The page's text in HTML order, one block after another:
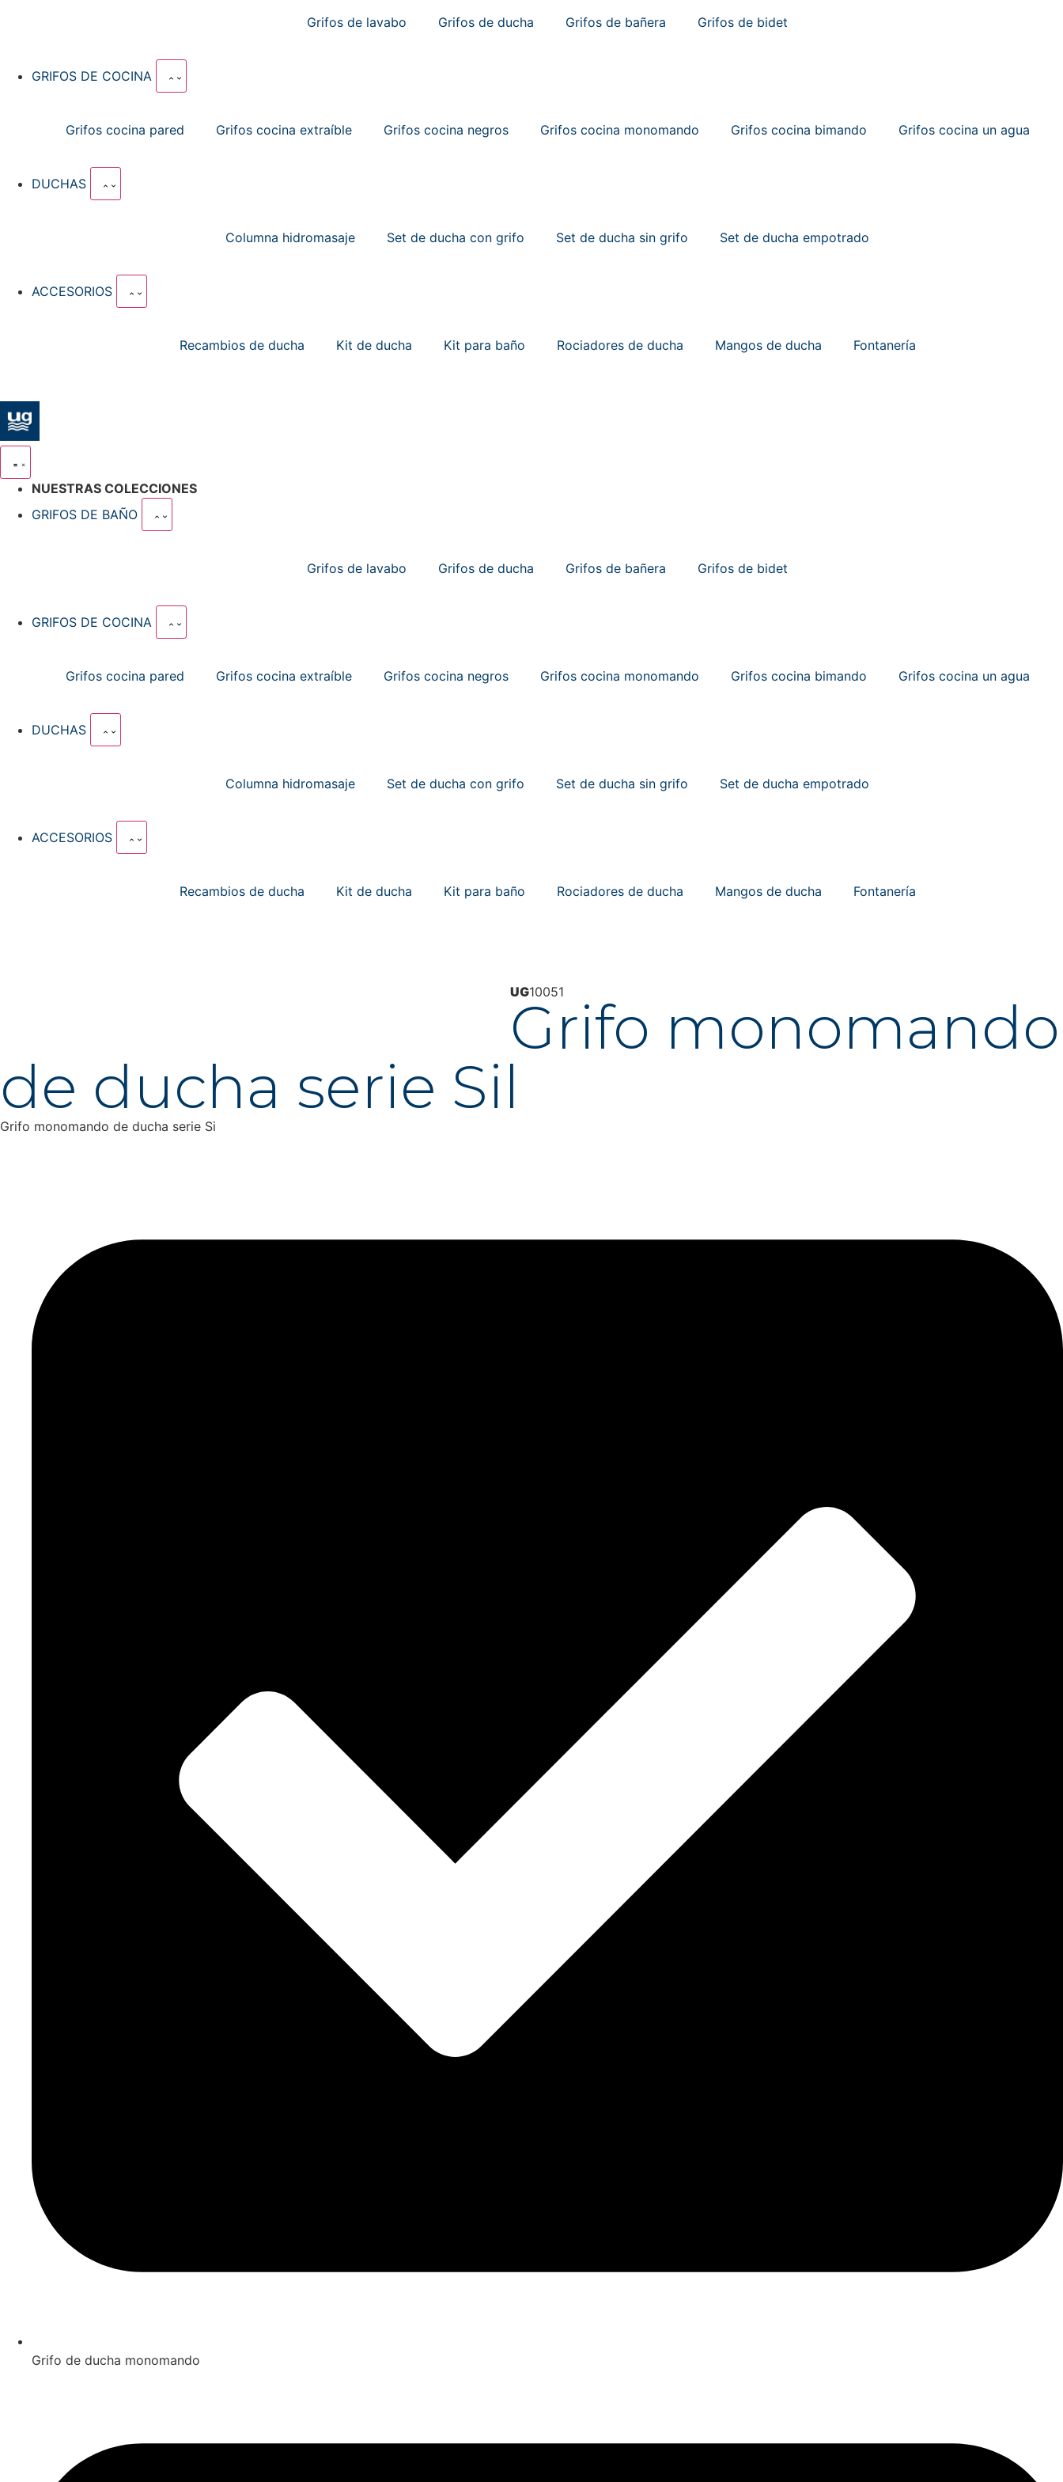
Grifos de lavabo Grifos de ducha Grifos de bañera Grifos de bidet
GRIFOS DE COCINA
Grifos cocina pared Grifos cocina extraíble Grifos cocina negros Grifos cocina monomando Grifos cocina bimando Grifos cocina un agua
DUCHAS
Columna hidromasaje Set de ducha con grifo Set de ducha sin grifo Set de ducha empotrado
ACCESORIOS
Recambios de ducha Kit de ducha Kit para baño Rociadores de ducha Mangos de ducha Fontanería
NUESTRAS COLECCIONES
GRIFOS DE BAÑO
Grifos de lavabo Grifos de ducha Grifos de bañera Grifos de bidet
GRIFOS DE COCINA
Grifos cocina pared Grifos cocina extraíble Grifos cocina negros Grifos cocina monomando Grifos cocina bimando Grifos cocina un agua
DUCHAS
Columna hidromasaje Set de ducha con grifo Set de ducha sin grifo Set de ducha empotrado
ACCESORIOS
Recambios de ducha Kit de ducha Kit para baño Rociadores de ducha Mangos de ducha Fontanería
UG10051
Grifo monomando
de ducha serie Sil
Grifo monomando de ducha serie Si
Grifo de ducha monomando